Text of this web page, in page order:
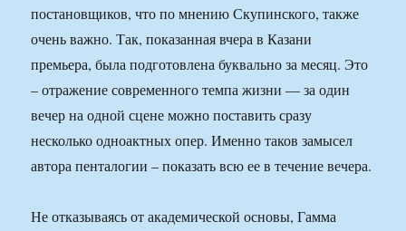
постановщиков, что по мнению Скупинского, также
очень важно. Так, показанная вчера в Казани
премьера, была подготовлена буквально за месяц. Это
– отражение современного темпа жизни — за один
вечер на одной сцене можно поставить сразу
несколько одноактных опер. Именно таков замысел
автора пенталогии – показать всю ее в течение вечера.
Не отказываясь от академической основы, Гамма